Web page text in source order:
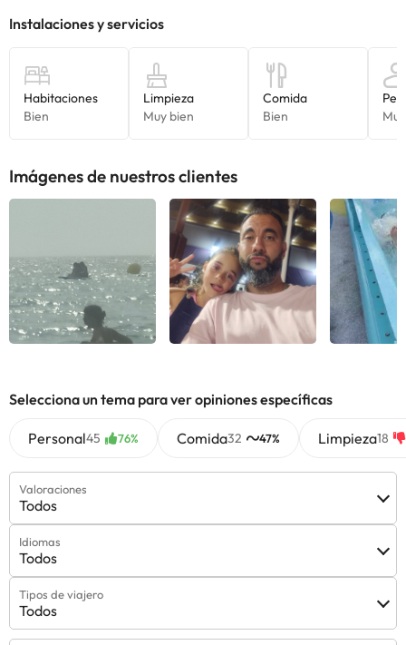
Imágenes de nuestros clientes
Selecciona un tema para ver opiniones específicas
Personal45 76% Comida32 47% Limpieza18
Valoraciones
Todos
Idiomas
Todos
Tipos de viajero
Todos